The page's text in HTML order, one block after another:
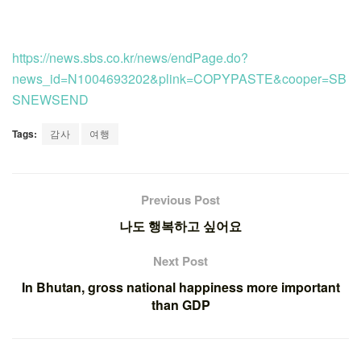
https://news.sbs.co.kr/news/endPage.do?
news_id=N1004693202&plink=COPYPASTE&cooper=SB
SNEWSEND
Tags: 감사 여행
Previous Post
나도 행복하고 싶어요
Next Post
In Bhutan, gross national happiness more important
than GDP